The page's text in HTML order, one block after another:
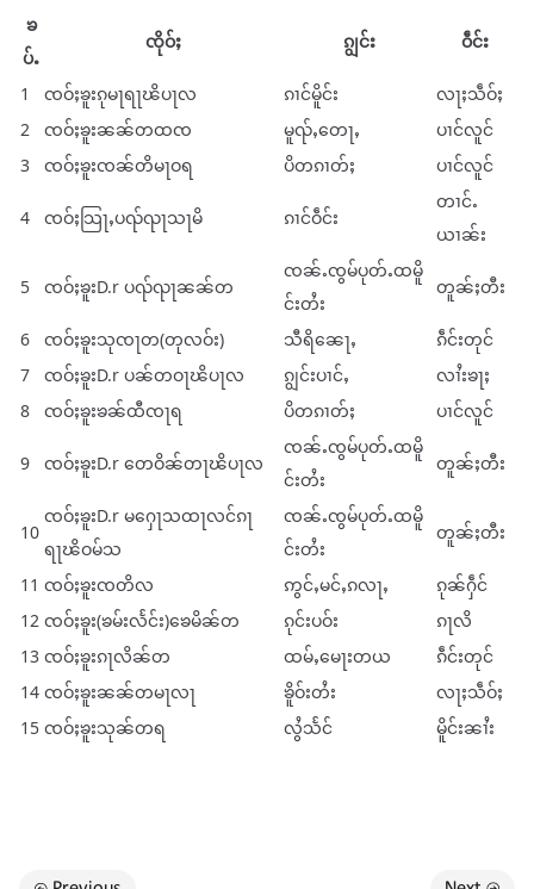
ၶ
ပ်ႉ
ၸိုဝ်ႈ ၵျွင်း ဝဵင်း
1 ၸဝ်ႈၶူးၵုမႃရႃၽိပႃလ ၵၢင်မိူင်း
လႃႈသဵဝ်ႈ
2
ၸဝ်ႈၶူးၼၼ်တထၸ မူၺ်ႇတေႃႇ
ပၢင်လူင်
3
ၸဝ်ႈၶူးၸၼ်တိမႃဝရ ပိတၵၢတ်ႈ ပၢင်လူင်
4 ၸဝ်ႈသြႃႇပၺ်ၺႃသႃမိ ၵၢင်ဝဵင်း
တၢင်ႉ
ယၢၼ်း
5 ၸဝ်ႈၶူးD.r ပၺ်ၺႃၼၼ်တ
ၸၼ်ႉၸွမ်ပုတ်ႉထမိူ
င်းတႆး
တူၼ်ႈတီး
6 ၸဝ်ႈၶူးသုၸႃတ(တုလဝ်း) သီရိၼေႃႇ
ၵဵင်းတုင်
7
ၸဝ်ႈၶူးD.r ပၼ်တဝႃၽိပႃလ ၵျွင်းပၢင်ႇ
လၢႆးၶႃႈ
8
ၸဝ်ႈၶူးၶၼ်ထီၸႃရ ပိတၵၢတ်ႈ ပၢင်လူင်
9 ၸဝ်ႈၶူးD.r တေဝိၼ်တႃၽိပႃလ
ၸၼ်ႉၸွမ်ပုတ်ႉထမိူ
င်းတႆး
တူၼ်ႈတီး
10
ၸဝ်ႈၶူးD.r မႁေႃသထႃလင်ၵႃ
ရႃၽိဝမ်သ
ၸၼ်ႉၸွမ်ပုတ်ႉထမိူ
င်းတႆး
တူၼ်ႈတီး
11 ၸဝ်ႈၶူးၸတိလ ဢွင်ႇမင်ႇၵလႃႇ
ၵုၼ်ႁဵင်
12 ၸဝ်ႈၶူး(ၶမ်းလႅင်း)ၶေမိၼ်တ ၵုင်းပဝ်း
ၵႃလိ
13 ၸဝ်ႈၶူးၵႃလိၼ်တ ထမ်ႇမေႃးတယ
ၵဵင်းတုင်
14 ၸဝ်ႈၶူးၼၼ်တမႃလႃ ၶိူဝ်းတႆး
လႃႈသဵဝ်ႈ
15 ၸဝ်ႈၶူးသုၼ်တရ လွႆသႅင် မိူင်းၼၢႆး